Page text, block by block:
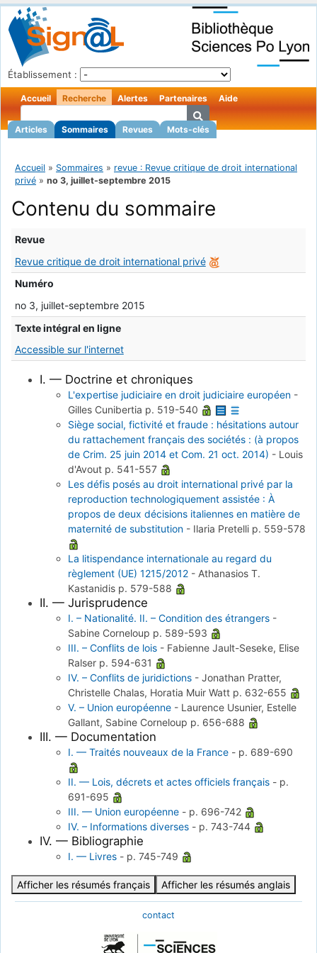
Établissement :
Accueil Recherche
Articles Sommaires Revues Mots-clés
Alertes Partenaires Aide
Accueil » Sommaires » revue : Revue critique de droit international
privé » no 3, juillet-septembre 2015
Contenu du sommaire
Revue
Revue critique de droit international privé
Numéro
no 3, juillet-septembre 2015
Texte intégral en ligne
Accessible sur l'internet
I. — Doctrine et chroniques
L'expertise judiciaire en droit judiciaire européen -
Gilles Cunibertia p. 519-540
Siège social, fictivité et fraude : hésitations autour
du rattachement français des sociétés : (à propos
de Crim. 25 juin 2014 et Com. 21 oct. 2014) - Louis
d'Avout p. 541-557
Les défis posés au droit international privé par la
reproduction technologiquement assistée : À
propos de deux décisions italiennes en matière de
maternité de substitution - Ilaria Pretelli p. 559-578
La litispendance internationale au regard du
règlement (UE) 1215/2012 - Athanasios T.
Kastanidis p. 579-588
II. — Jurisprudence
I. – Nationalité. II. – Condition des étrangers -
Sabine Corneloup p. 589-593
III. – Conflits de lois - Fabienne Jault-Seseke, Elise
Ralser p. 594-631
IV. – Conflits de juridictions - Jonathan Pratter,
Christelle Chalas, Horatia Muir Watt p. 632-655
V. – Union européenne - Laurence Usunier, Estelle
Gallant, Sabine Corneloup p. 656-688
III. — Documentation
I. — Traités nouveaux de la France - p. 689-690
II. — Lois, décrets et actes officiels français - p.
691-695
III. — Union européenne - p. 696-742
IV. – Informations diverses - p. 743-744
IV. — Bibliographie
I. — Livres - p. 745-749
Afficher les résumés français Afficher les résumés anglais
contact